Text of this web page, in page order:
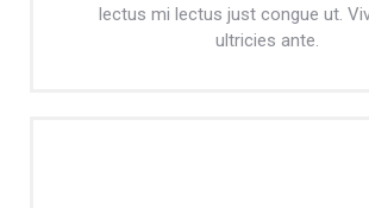
lectus mi lectus just congue ut.
ultricies ante.